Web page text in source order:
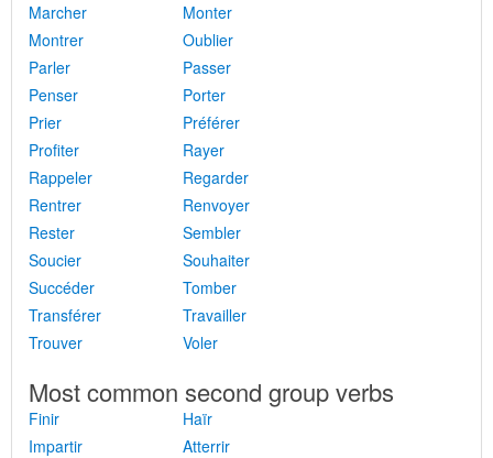
Marcher
Monter
Montrer
Oublier
Parler
Passer
Penser
Porter
Prier
Préférer
Profiter
Rayer
Rappeler
Regarder
Rentrer
Renvoyer
Rester
Sembler
Soucier
Souhaiter
Succéder
Tomber
Transférer
Travailler
Trouver
Voler
Most common second group verbs
Finir
Haïr
Impartir
Atterrir